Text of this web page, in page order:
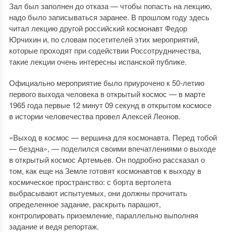
Зал был заполнен до отказа — чтобы попасть на лекцию,
надо было записываться заранее. В прошлом году здесь
читал лекцию другой российский космонавт Федор
Юрчихин и, по словам посетителей этих мероприятий,
которые проходят при содействии Россотрудничества,
такие лекции очень интересны испанской публике.
Официально мероприятие было приурочено к 50-летию
первого выхода человека в открытый космос — в марте
1965 года первые 12 минут 09 секунд в открытом космосе
в истории человечества провел Алексей Леонов.
«Выход в космос — вершина для космонавта. Перед тобой
— бездна», — поделился своими впечатлениями о выходе
в открытый космос Артемьев. Он подробно рассказал о
том, как еще на Земле готовят космонавтов к выходу в
космическое пространство: с борта вертолета
выбрасывают испытуемых, они должны прочитать
определенное задание, раскрыть парашют,
контролировать приземление, параллельно выполняя
задание и ведя репортаж.